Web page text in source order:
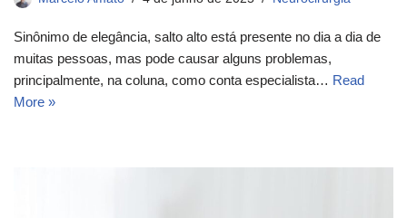
Sinônimo de elegância, salto alto está presente no dia a dia de
muitas pessoas, mas pode causar alguns problemas,
principalmente, na coluna, como conta especialista… Read
More »